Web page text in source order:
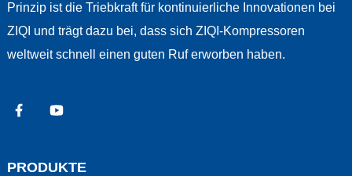
Prinzip ist die Triebkraft für kontinuierliche Innovationen bei
ZIQI und trägt dazu bei, dass sich ZIQI-Kompressoren
weltweit schnell einen guten Ruf erworben haben.
PRODUKTE